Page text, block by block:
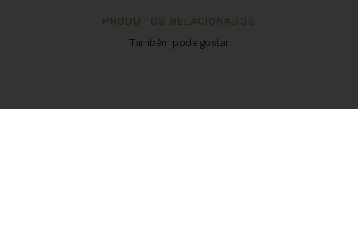
PRODUTOS RELACIONADOS
Também pode gostar